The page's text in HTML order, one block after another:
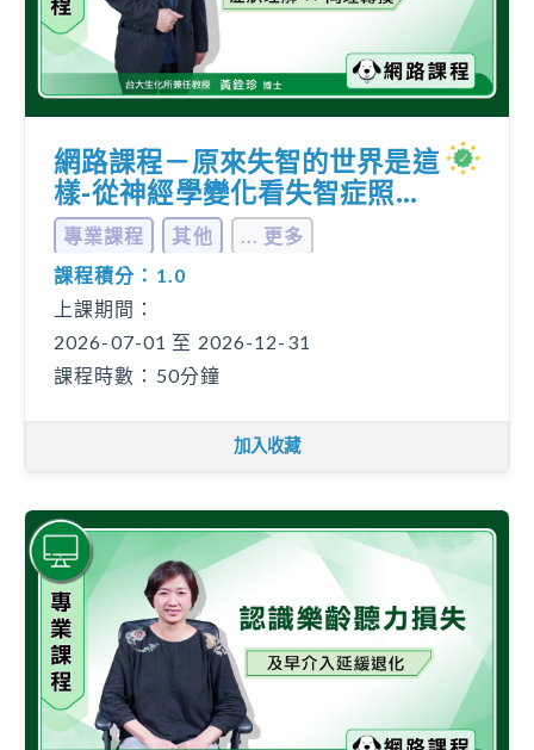
網路課程－原來失智的世界是這
樣-從神經學變化看失智症照顧
及溝通
專業課程 其他
... 更多
課程積分：1.0
上課期間：
2026-07-01 至 2026-12-31
課程時數：50分鐘
加入收藏